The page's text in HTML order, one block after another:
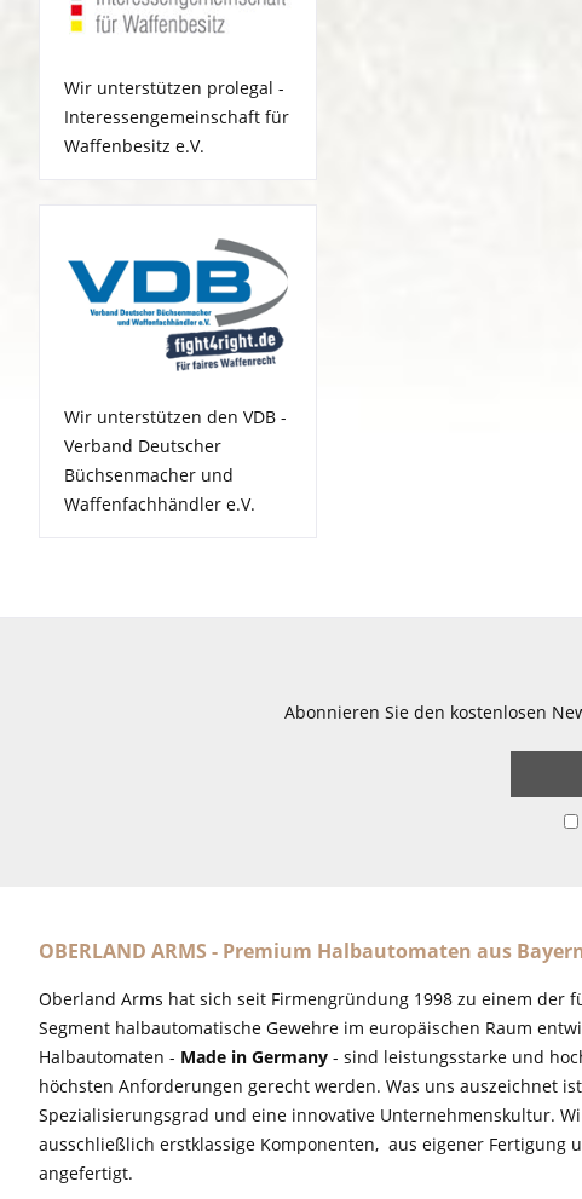
Wir unterstützen prolegal -
Interessengemeinschaft für
Waffenbesitz e.V.
Wir unterstützen den VDB -
Verband Deutscher
Büchsenmacher und
Waffenfachhändler e.V.
Abonnieren Sie den kostenlosen
OBERLAND ARMS - Premium Halbautomaten aus
Oberland Arms hat sich seit Firmengründung 1998 zu einem der
Segment halbautomatische Gewehre im europäischen Raum
Halbautomaten - Made in Germany - sind leistungsstarke und
höchsten Anforderungen gerecht werden. Was uns auszeichnet
Spezialisierungsgrad und eine innovative Unternehmenskultur.
ausschließlich erstklassige Komponenten, aus eigener Fertigung
angefertigt.